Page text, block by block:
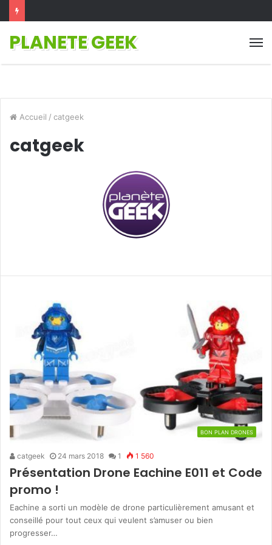
PLANETE GEEK
Accueil / catgeek
catgeek
BON PLAN DRONES
catgeek 24 mars 2018 1 1 560
Présentation Drone Eachine E011 et Code
promo !
Eachine a sorti un modèle de drone particulièrement amusant et
conseillé pour tout ceux qui veulent s’amuser ou bien
progresser…